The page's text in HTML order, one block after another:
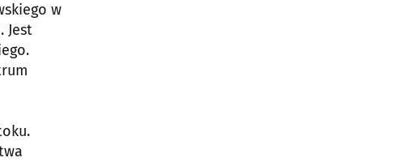
w
Jest